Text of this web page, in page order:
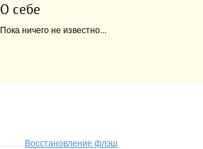
О себе
Пока ничего не известно...
Восстановление флэш